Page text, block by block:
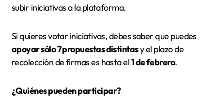
subir iniciativas a la plataforma.
Si quieres votar iniciativas, debes saber que puedes
apoyar sólo 7 propuestas distintasy el plazo de
recolección de firmas es hasta el1 de febrero.
¿Quiénes pueden participar?